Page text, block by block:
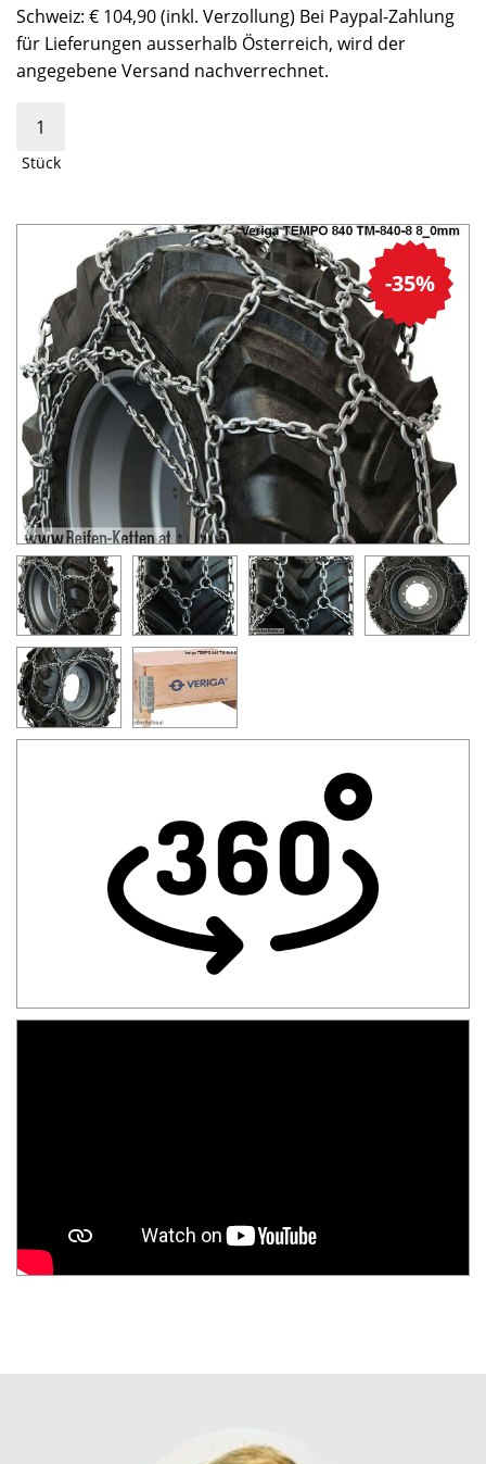
Schweiz: € 104,90 (inkl. Verzollung) Bei Paypal-Zahlung
für Lieferungen ausserhalb Österreich, wird der
angegebene Versand nachverrechnet.
Stück
-35%